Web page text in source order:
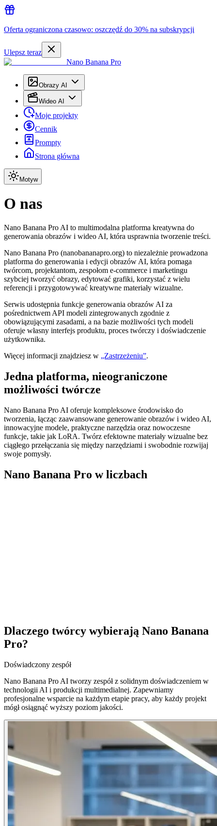
Oferta ograniczona czasowo: oszczędź do 30% na subskrypcji
Ulepsz teraz
Nano Banana Pro
Obrazy AI
Wideo AI
Moje projekty
Cennik
Prompty
Strona główna
Motyw
O nas
Nano Banana Pro AI to multimodalna platforma kreatywna do
generowania obrazów i wideo AI, która usprawnia tworzenie treści.
Nano Banana Pro (nanobananapro.org) to niezależnie prowadzona
platforma do generowania i edycji obrazów AI, która pomaga
twórcom, projektantom, zespołom e-commerce i marketingu
szybciej tworzyć obrazy, edytować grafiki, korzystać z wielu
referencji i przygotowywać kreatywne materiały wizualne.
Serwis udostępnia funkcje generowania obrazów AI za
pośrednictwem API modeli zintegrowanych zgodnie z
obowiązującymi zasadami, a na bazie możliwości tych modeli
oferuje własny interfejs produktu, proces twórczy i doświadczenie
użytkownika.
Więcej informacji znajdziesz w „Zastrzeżeniu”.
Jedna platforma, nieograniczone
możliwości twórcze
Nano Banana Pro AI oferuje kompleksowe środowisko do
tworzenia, łącząc zaawansowane generowanie obrazów i wideo AI,
innowacyjne modele, praktyczne narzędzia oraz nowoczesne
funkcje, takie jak LoRA. Twórz efektowne materiały wizualne bez
ciągłego przełączania się między narzędziami i swobodnie rozwijaj
swoje pomysły.
Nano Banana Pro w liczbach
Dlaczego twórcy wybierają Nano Banana
Pro?
Doświadczony zespół
Nano Banana Pro AI tworzy zespół z solidnym doświadczeniem w
technologii AI i produkcji multimedialnej. Zapewniamy
profesjonalne wsparcie na każdym etapie pracy, aby każdy projekt
mógł osiągnąć wyższy poziom jakości.